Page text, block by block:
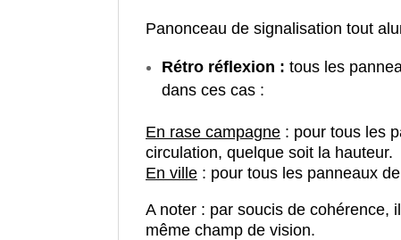
Panonceau de signalisation tout
Rétro réflexion : tous les
dans ces cas :
En rase campagne : pour tous les
circulation, quelque soit la hauteur.
En ville : pour tous les panneaux
A noter : par soucis de cohérence,
même champ de vision.